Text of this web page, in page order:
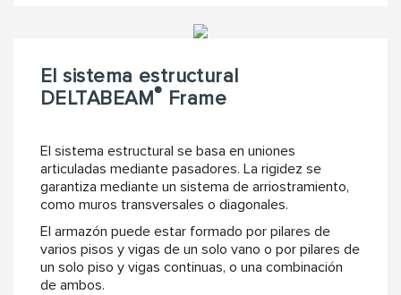
El sistema estructural
DELTABEAM® Frame
El sistema estructural se basa en uniones
articuladas mediante pasadores. La rigidez se
garantiza mediante un sistema de arriostramiento,
como muros transversales o diagonales.
El armazón puede estar formado por pilares de
varios pisos y vigas de un solo vano o por pilares de
un solo piso y vigas continuas, o una combinación
de ambos.